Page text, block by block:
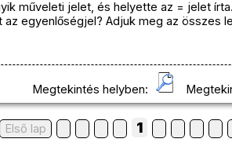
műveleti jelet, és helyette az = jelet
egyenlőségjel? Adjuk meg az összes
Megtekintés helyben:
Első lap 1